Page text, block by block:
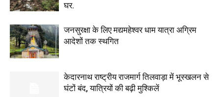
घर.
जनसुरक्षा के लिए मद्यमहेश्वर धाम यात्रा अग्रिम
आदेशों तक स्थगित
केदारनाथ राष्ट्रीय राजमार्ग तिलवाड़ा में भूस्खलन से
घंटों बंद, यात्रियों की बढ़ी मुश्किलें